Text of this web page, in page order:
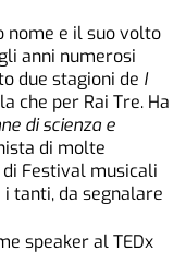
nome e il suo volto
anni numerosi
due stagioni de I
che per Rai Tre. Ha
di scienza e
di molte
Festival musicali
tanti, da segnalare
speaker al TEDx